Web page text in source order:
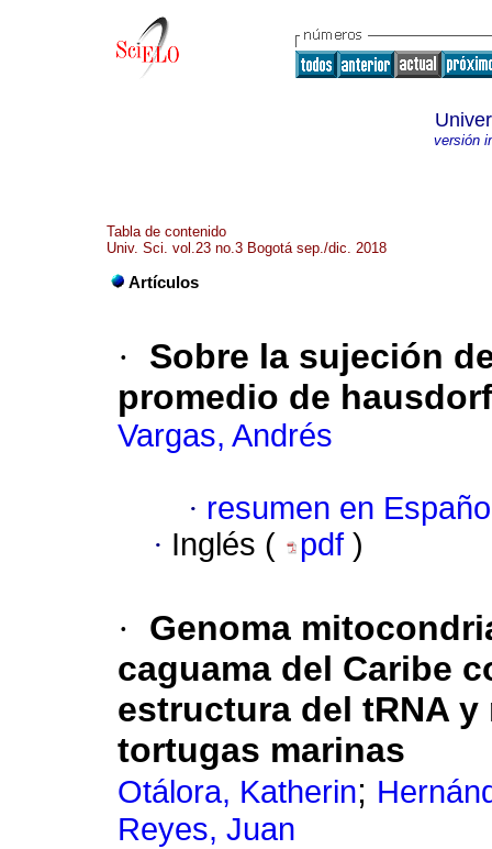
versión
Tabla de contenido
Univ. Sci. vol.23 no.3 Bogotá sep./dic. 2018
Artículos
·
Sobre la sujeción
promedio de
Vargas, Andrés
· resumen en
· Inglés ( pdf )
·
Genoma
caguama del Caribe
estructura del tRNA
tortugas marinas
Otálora, Katherin;
Reyes, Juan